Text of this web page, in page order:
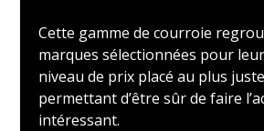
Cette gamme de courroie
marques sélectionnées pour
niveau de prix placé au plus
permettant d’être sûr de faire
intéressant.